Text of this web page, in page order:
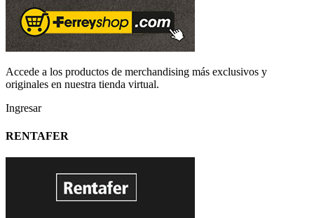
Accede a los productos de merchandising más exclusivos y
originales en nuestra tienda virtual.
Ingresar
RENTAFER